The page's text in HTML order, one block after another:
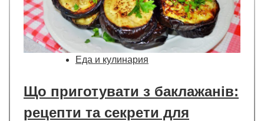
Еда и кулинария
Що приготувати з баклажанів:
рецепти та секрети для